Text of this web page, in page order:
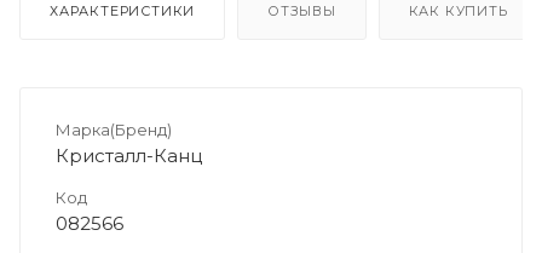
ХАРАКТЕРИСТИКИ ОТЗЫВЫ КАК КУПИТЬ
Марка(Бренд)
Кристалл-Канц
Код
082566